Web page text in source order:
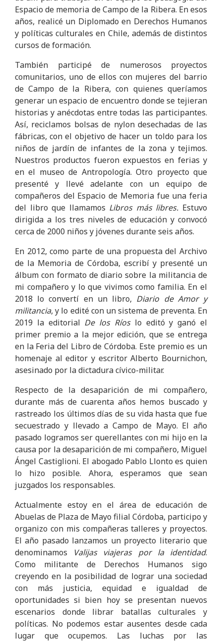
Espacio de memoria de Campo de la Ribera. En esos
años, realicé un Diplomado en Derechos Humanos
y políticas culturales en Chile, además de distintos
cursos de formación.
También participé de numerosos proyectos
comunitarios, uno de ellos con mujeres del barrio
de Campo de la Ribera, con quienes queríamos
generar un espacio de encuentro donde se tejieran
historias y anécdotas entre todas las participantes.
Así, reciclamos bolsas de nylon desechadas de las
fábricas, con el objetivo de hacer un toldo para los
niños de jardín de infantes de la zona y tejimos.
Nuestros productos fueron expuestos en ferias y
en el museo de Antropología. Otro proyecto que
presenté y llevé adelante con un equipo de
compañeros del Espacio de Memoria fue una feria
del libro que llamamos Libros más libres. Estuvo
dirigida a los tres niveles de educación y convocó
cerca de 2000 niños y jóvenes durante seis años.
En 2012, como parte de una propuesta del Archivo
de la Memoria de Córdoba, escribí y presenté un
álbum con formato de diario sobre la militancia de
mi compañero y lo que vivimos como familia. En el
2018 lo convertí en un libro, Diario de Amor y
militancia, y lo edité con un sistema de preventa. En
2019 la editorial De los Ríoslo editó y ganó el
primer premio a la mejor edición, que se entrega
en la Feria del Libro de Córdoba. Este premio es un
homenaje al editor y escritor Alberto Bournichon,
asesinado por la dictadura cívico-militar.
Respecto de la desaparición de mi compañero,
durante más de cuarenta años hemos buscado y
rastreado los últimos días de su vida hasta que fue
secuestrado y llevado a Campo de Mayo. El año
pasado logramos ser querellantes con mi hijo en la
causa por la desaparición de mi compañero, Miguel
Ángel Castiglioni. El abogado Pablo Llonto es quien
lo hizo posible. Ahora, esperamos que sean
juzgados los responsables.
Actualmente estoy en el área de educación de
Abuelas de Plaza de Mayo filial Córdoba, participo y
organizo con mis compañeras talleres y proyectos.
El año pasado lanzamos un proyecto literario que
denominamos
Valijas viajeras por la identidad.
Como militante de Derechos Humanos sigo
creyendo en la posibilidad de lograr una sociedad
con más justicia, equidad e igualdad de
oportunidades si bien hoy se presentan nuevos
escenarios donde librar batallas culturales y
políticas. No podemos estar ausentes desde cada
lugar que ocupemos. Las luchas por las